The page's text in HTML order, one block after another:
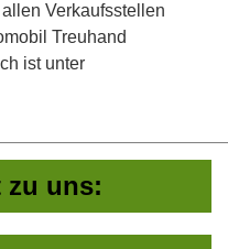
Verkaufsstellen
Treuhand
ist unter
zu uns: